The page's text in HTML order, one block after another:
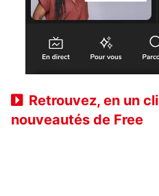
Retrouvez, en un
nouveautés de Free